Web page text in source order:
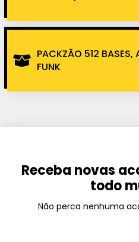
PACKZÃO 512 BASES,
FUNK
Receba novas
todo
Não perca nenhuma